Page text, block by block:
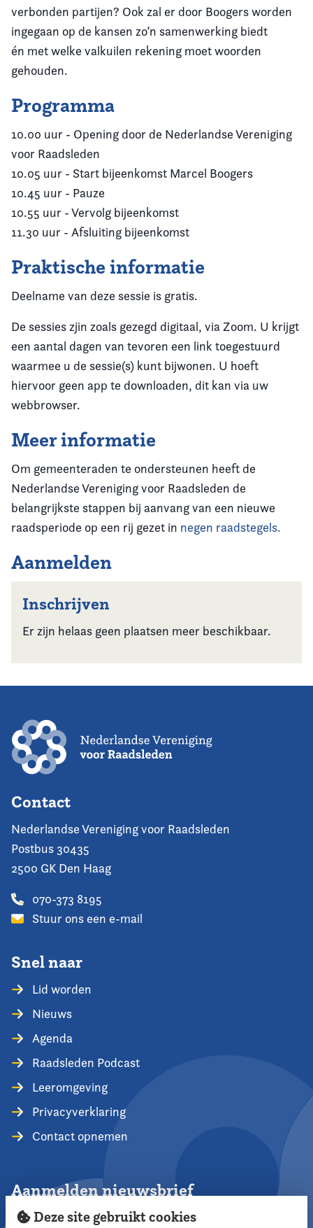
verbonden partijen? Ook zal er door Boogers worden
ingegaan op de kansen zo’n samenwerking biedt
én met welke valkuilen rekening moet woorden
gehouden.
Programma
10.00 uur - Opening door de Nederlandse Vereniging
voor Raadsleden
10.05 uur - Start bijeenkomst Marcel Boogers
10.45 uur - Pauze
10.55 uur - Vervolg bijeenkomst
11.30 uur - Afsluiting bijeenkomst
Praktische informatie
Deelname van deze sessie is gratis.
De sessies zjin zoals gezegd digitaal, via Zoom. U krijgt
een aantal dagen van tevoren een link toegestuurd
waarmee u de sessie(s) kunt bijwonen. U hoeft
hiervoor geen app te downloaden, dit kan via uw
webbrowser.
Meer informatie
Om gemeenteraden te ondersteunen heeft de
Nederlandse Vereniging voor Raadsleden de
belangrijkste stappen bij aanvang van een nieuwe
raadsperiode op een rij gezet in negen raadstegels.
Aanmelden
Inschrijven
Er zijn helaas geen plaatsen meer beschikbaar.
Contact
Nederlandse Vereniging voor Raadsleden
Postbus 30435
2500 GK Den Haag
070-373 8195
Stuur ons een e-mail
Snel naar
Lid worden
Nieuws
Agenda
Raadsleden Podcast
Leeromgeving
Privacyverklaring
Contact opnemen
Aanmelden nieuwsbrief
Deze site gebruikt cookies